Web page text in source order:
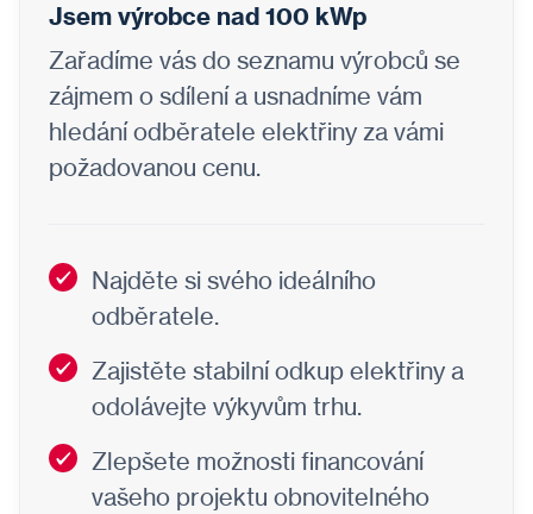
Jsem výrobce nad 100 kWp
Zařadíme vás do seznamu výrobců se
zájmem o sdílení a usnadníme vám
hledání odběratele elektřiny za vámi
požadovanou cenu.
Najděte si svého ideálního
odběratele.
Zajistěte stabilní odkup elektřiny a
odolávejte výkyvům trhu.
Zlepšete možnosti financování
vašeho projektu obnovitelného